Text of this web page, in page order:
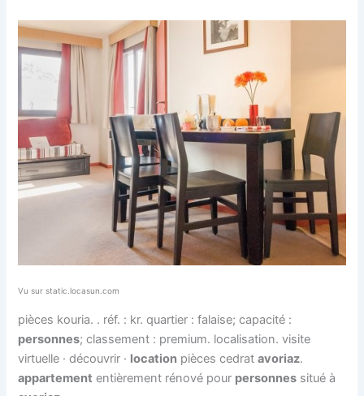
Vu sur static.locasun.com
pièces kouria. . réf. : kr. quartier : falaise; capacité :
personnes; classement : premium. localisation. visite
virtuelle · découvrir · location pièces cedratavoriaz.
appartement entièrement rénové pour personnes situé à